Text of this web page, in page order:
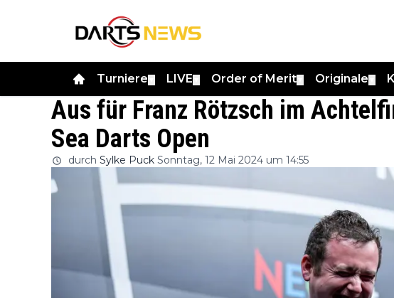
Turniere LIVE Order of Merit Originale
Aus für Franz Rötzsch im
Sea Darts Open
durch Sylke Puck Sonntag, 12 Mai 2024 um 14:55